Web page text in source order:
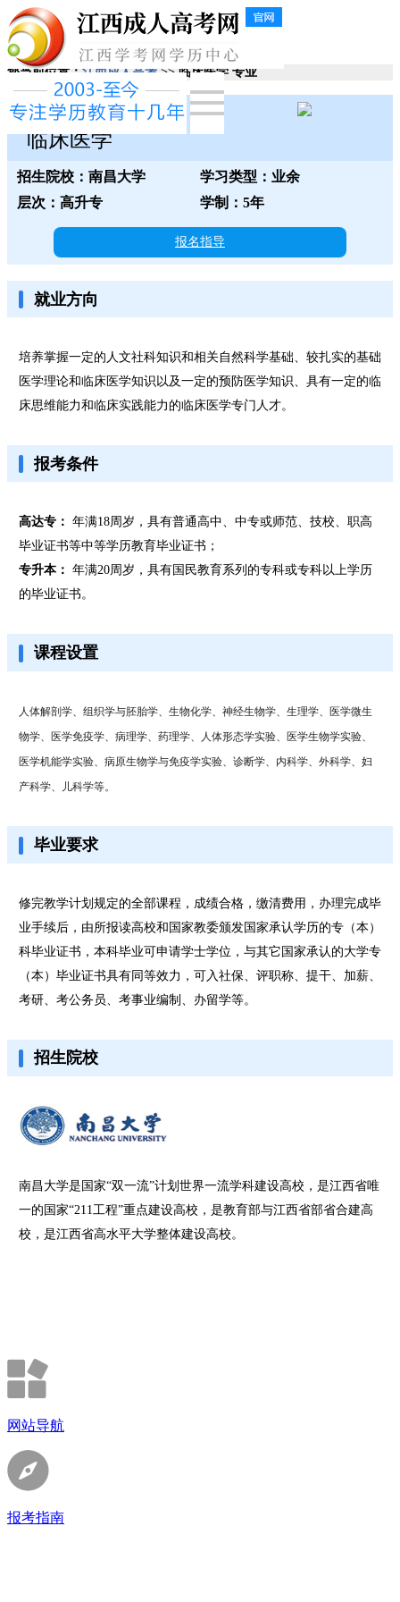
您当前位置： 江西成人高考 >> 临床医学 专业
南昌大学
临床医学
招生院校：南昌大学
学习类型：业余
层次：高升专
学制：5年
报名指导
就业方向
培养掌握一定的人文社科知识和相关自然科学基础、较扎实的基础
医学理论和临床医学知识以及一定的预防医学知识、具有一定的临
床思维能力和临床实践能力的临床医学专门人才。
报考条件
高达专： 年满18周岁，具有普通高中、中专或师范、技校、职高
毕业证书等中等学历教育毕业证书；
专升本： 年满20周岁，具有国民教育系列的专科或专科以上学历
的毕业证书。
课程设置
人体解剖学、组织学与胚胎学、生物化学、神经生物学、生理学、医学微生
物学、医学免疫学、病理学、药理学、人体形态学实验、医学生物学实验、
医学机能学实验、病原生物学与免疫学实验、诊断学、内科学、外科学、妇
产科学、儿科学等。
毕业要求
修完教学计划规定的全部课程，成绩合格，缴清费用，办理完成毕
业手续后，由所报读高校和国家教委颁发国家承认学历的专（本）
科毕业证书，本科毕业可申请学士学位，与其它国家承认的大学专
（本）毕业证书具有同等效力，可入社保、评职称、提干、加薪、
考研、考公务员、考事业编制、办留学等。
招生院校
南昌大学是国家“双一流”计划世界一流学科建设高校，是江西省唯
一的国家“211工程”重点建设高校，是教育部与江西省部省合建高
校，是江西省高水平大学整体建设高校。
网站导航
报考指南